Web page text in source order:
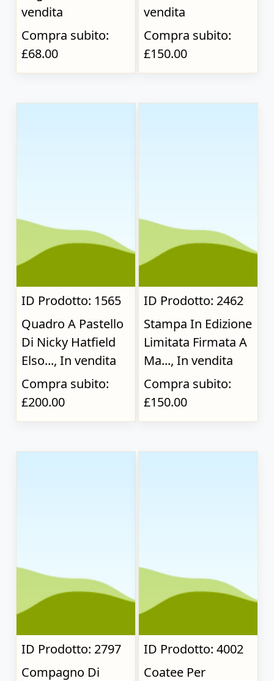
vendita
Compra subito:
£68.00
vendita
Compra subito:
£150.00
ID Prodotto: 1565
Quadro A Pastello
Di Nicky Hatfield
Elso..., In vendita
Compra subito:
£200.00
ID Prodotto: 2462
Stampa In Edizione
Limitata Firmata A
Ma..., In vendita
Compra subito:
£150.00
ID Prodotto: 2797
Compagno Di
ID Prodotto: 4002
Coatee Per